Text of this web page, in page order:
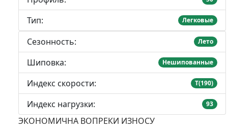
Тип: Легковые
Сезонность: Лето
Шиповка: Нешипованные
Индекс скорости: T(190)
Индекс нагрузки: 93
ЭКОНОМИЧНА ВОПРЕКИ ИЗНОСУ